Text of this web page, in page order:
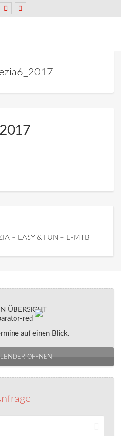
– EASY & FUN – E-MTB
ÜBERSICHT
auf einen Blick.
ÖFFNEN